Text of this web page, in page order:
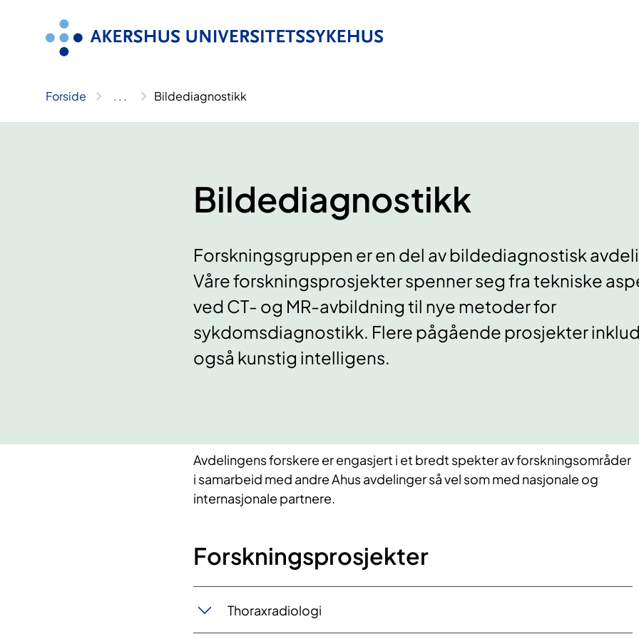
Forside .. . Bildediagnostikk
Bildediagnostikk
Forskningsgruppen er en del av bildediagnostisk
Våre forskningsprosjekter spenner seg fra tekniske
ved CT- og MR-avbildning til nye metoder for
sykdomsdiagnostikk. Flere pågående prosjekter
også kunstig intelligens.
Avdelingens forskere er engasjert i et bredt spekter av forskningsområder
i samarbeid med andre Ahus avdelinger så vel som med nasjonale og
internasjonale partnere.
Forskningsprosjekter
Thoraxradiologi